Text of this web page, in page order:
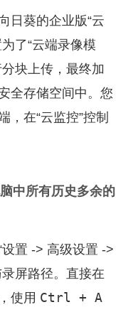
日葵的企业版“云
了“云端录像模
块上传，最终加
全存储空间中。您
，在“云监控”控制
中所有历史多余的
置 -> 高级设置 ->
屏路径。直接在
使用 Ctrl + A